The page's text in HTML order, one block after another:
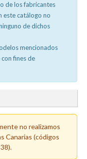
de los fabricantes
este catálogo no
de dichos
mencionados
fines de
no realizamos
Canarias (códigos